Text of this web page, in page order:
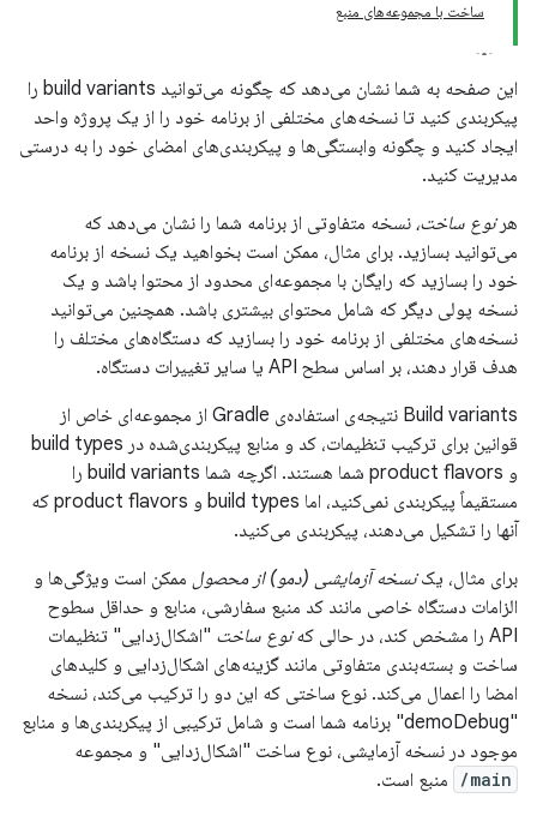
ساخت با مجموعه‌های منبع
این صفحه به شما نشان می‌دهد که چگونه می‌توانید build variants را
پیکربندی کنید تا نسخه‌های مختلفی از برنامه خود را از یک پروژه واحد
ایجاد کنید و چگونه وابستگی‌ها و پیکربندی‌های امضای خود را به درستی
مدیریت کنید.
هرنوع ساخت، نسخه متفاوتی از برنامه شما را نشان می‌دهد که
می‌توانید بسازید. برای مثال، ممکن است بخواهید یک نسخه از برنامه
خود را بسازید که رایگان با مجموعه‌ای محدود از محتوا باشد و یک
نسخه پولی دیگر که شامل محتوای بیشتری باشد. همچنین می‌توانید
نسخه‌های مختلفی از برنامه خود را بسازید که دستگاه‌های مختلف را
هدف قرار دهند، بر اساس سطح API یا سایر تغییرات دستگاه.
Build variants نتیجه‌ی استفاده‌ی Gradle از مجموعه‌ای خاص از
قوانین برای ترکیب تنظیمات، کد و منابع پیکربندی‌شده در build types
و product flavors شما هستند. اگرچه شما build variants را
مستقیماً پیکربندی نمی‌کنید، اما build types و product flavors که
آنها را تشکیل می‌دهند، پیکربندی می‌کنید.
برای مثال، یکنسخه آزمایشی (دمو) از محصول ممکن است ویژگی‌ها و
الزامات دستگاه خاصی مانند کد منبع سفارشی، منابع و حداقل سطوح
API را مشخص کند، در حالی که
نوع ساخت "اشکال‌زدایی" تنظیمات
ساخت و بسته‌بندی متفاوتی مانند گزینه‌های اشکال‌زدایی و کلیدهای
امضا را اعمال می‌کند. نوع ساختی که این دو را ترکیب می‌کند، نسخه
"demoDebug" برنامه شما است و شامل ترکیبی از پیکربندی‌ها و منابع
موجود در نسخه آزمایشی، نوع ساخت "اشکال‌زدایی" و مجموعه
main/ منبع است.